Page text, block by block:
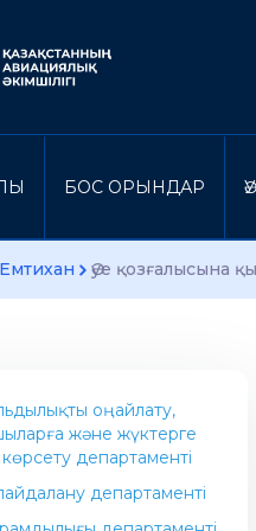
БОС ОРЫНДАР
Емтихан Әуе қозғалысына
оңайлату,
және жүктерге
департаменті
ақпарат
департаменті
ашу